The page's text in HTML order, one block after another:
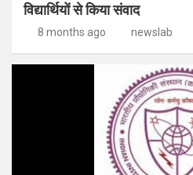
विद्यार्थियों से किया संवाद
8 months ago newslab